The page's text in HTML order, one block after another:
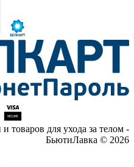
товаров для ухода за телом -
БьютиЛавка © 2026